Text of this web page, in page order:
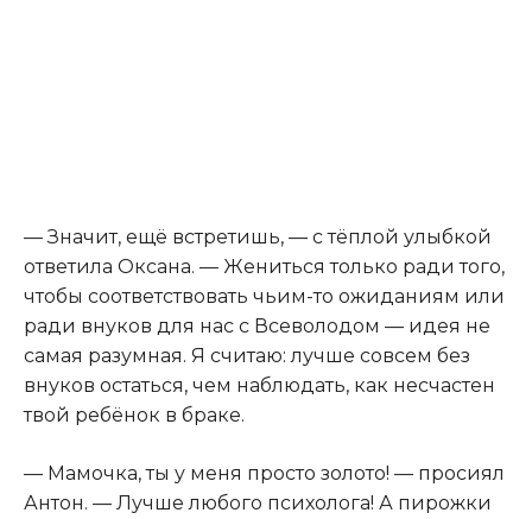
— Значит, ещё встретишь, — с тёплой улыбкой
ответила Оксана. — Жениться только ради того,
чтобы соответствовать чьим-то ожиданиям или
ради внуков для нас с Всеволодом — идея не
самая разумная. Я считаю: лучше совсем без
внуков остаться, чем наблюдать, как несчастен
твой ребёнок в браке.
— Мамочка, ты у меня просто золото! — просиял
Антон. — Лучше любого психолога! А пирожки